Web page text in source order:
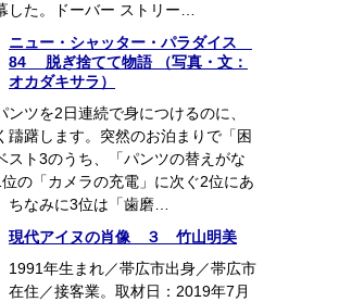
した。ドーバー ストリー…
ニュー・シャッター・パラダイス
84 脱ぎ捨てて物語 （写真・文：
オカダキサラ）
ンツを2日連続で身につけるのに、
躊躇します。突然のお泊まりで「困
スト3のうち、「パンツの替えがな
の「カメラの充電」に次ぐ2位にあ
ちなみに3位は「歯磨…
現代アイヌの肖像 ３ 竹山明美
1991年生まれ／帯広市出身／帯広市
在住／接客業。取材日：2019年7月